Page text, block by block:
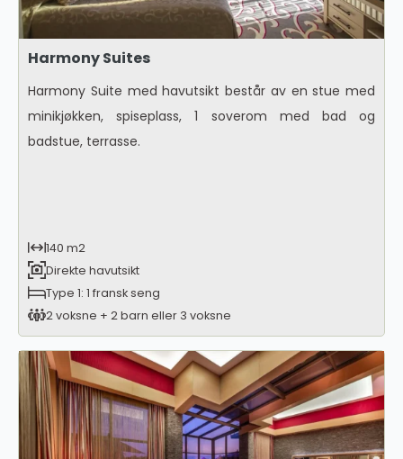
Harmony Suites
Harmony Suite med havutsikt består av en stue med
minikjøkken, spiseplass, 1 soverom med bad og
badstue, terrasse.
140 m2
Direkte havutsikt
Type 1: 1 fransk seng
2 voksne + 2 barn eller 3 voksne